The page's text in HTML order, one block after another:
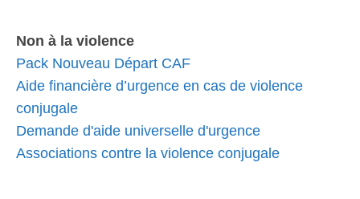
Non à la violence
Pack Nouveau Départ CAF
Aide financière d’urgence en cas de violence
conjugale
Demande d'aide universelle d'urgence
Associations contre la violence conjugale